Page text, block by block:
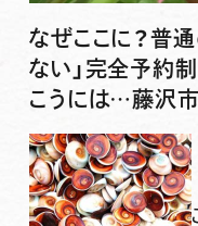
なぜここに？普
ない」完全予約
こうには…藤沢市